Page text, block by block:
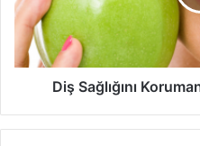
Yolu
Nedir?
Diş Sağlığını